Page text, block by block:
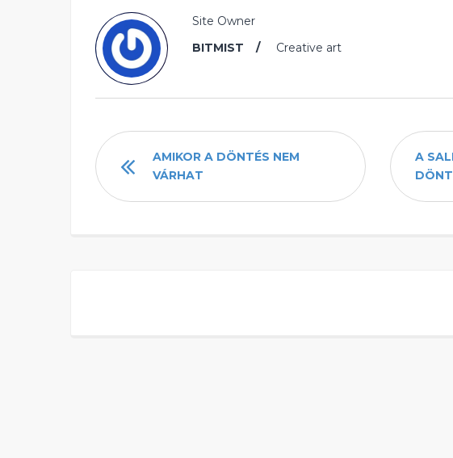
Site Owner
BITMIST
Creative art
AMIKOR A DÖNTÉS NEM
VÁRHAT
A